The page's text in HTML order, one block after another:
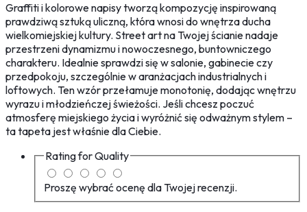
Graffiti i kolorowe napisy tworzą kompozycję inspirowaną
prawdziwą sztuką uliczną, która wnosi do wnętrza ducha
wielkomiejskiej kultury. Street art na Twojej ścianie nadaje
przestrzeni dynamizmu i nowoczesnego, buntowniczego
charakteru. Idealnie sprawdzi się w salonie, gabinecie czy
przedpokoju, szczególnie w aranżacjach industrialnych i
loftowych. Ten wzór przełamuje monotonię, dodając wnętrzu
wyrazu i młodzieńczej świeżości. Jeśli chcesz poczuć
atmosferę miejskiego życia i wyróżnić się odważnym stylem –
ta tapeta jest właśnie dla Ciebie.
Rating forQuality
Proszę wybrać ocenę dla Twojej recenzji.